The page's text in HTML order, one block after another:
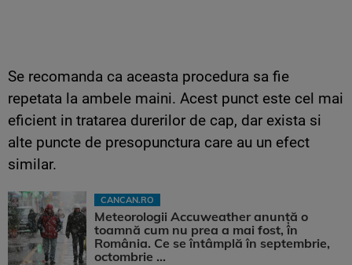
Se recomanda ca aceasta procedura sa fie
repetata la ambele maini. Acest punct este cel mai
eficient in tratarea durerilor de cap, dar exista si
alte puncte de presopunctura care au un efect
similar.
CANCAN.RO
Meteorologii Accuweather anunță o
toamnă cum nu prea a mai fost, în
România. Ce se întâmplă în septembrie,
octombrie ...